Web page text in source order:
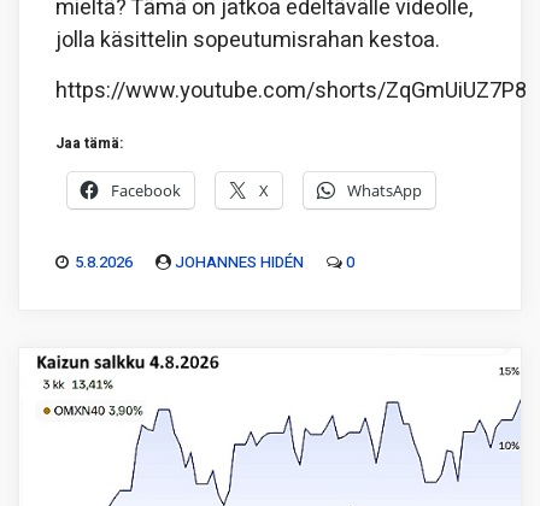
mieltä? Tämä on jatkoa edeltävälle videolle,
jolla käsittelin sopeutumisrahan kestoa.
https://www.youtube.com/shorts/ZqGmUiUZ7P8
Jaa tämä:
Facebook X WhatsApp
5.8.2026 JOHANNES HIDÉN 0